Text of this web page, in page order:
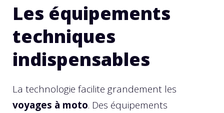
Les équipements
techniques
indispensables
La technologie facilite grandement les
voyages à moto. Des équipements